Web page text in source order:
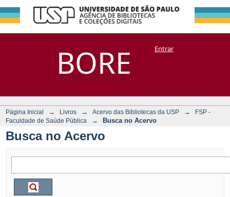
BORE
Busca no Acervo
DSpace/Manakin + CoriscoEntrar
Página Inicial → Livros → Acervo das Bibliotecas da USP →
FSP -
Faculdade de Saúde Pública
→ Busca no Acervo
Busca no Acervo